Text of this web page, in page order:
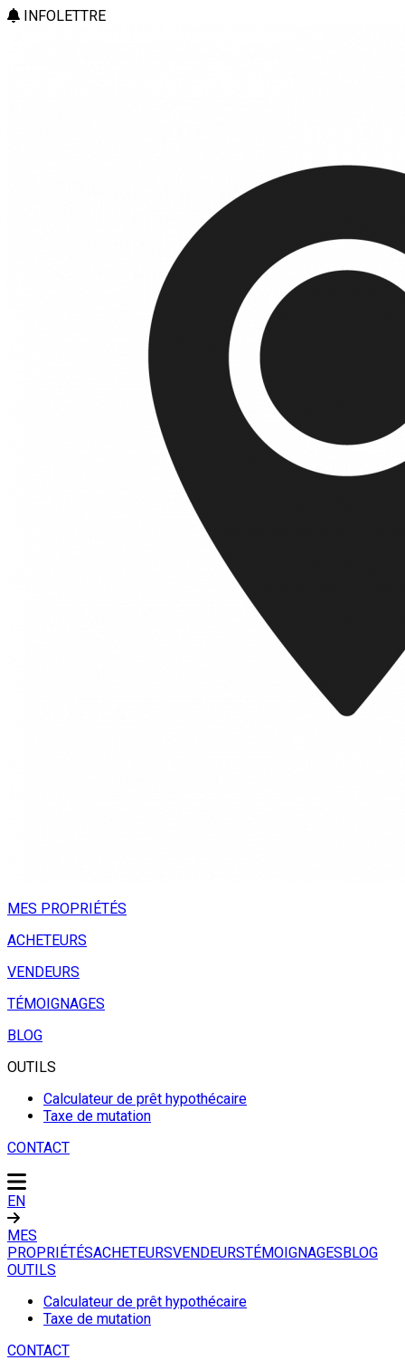
INFOLETTRE
MES PROPRIÉTÉS
ACHETEURS
VENDEURS
TÉMOIGNAGES
BLOG
OUTILS
Calculateur de prêt hypothécaire
Taxe de mutation
CONTACT
EN
MES
PROPRIÉTÉSACHETEURSVENDEURSTÉMOIGNAGESBLOG
OUTILS
Calculateur de prêt hypothécaire
Taxe de mutation
CONTACT